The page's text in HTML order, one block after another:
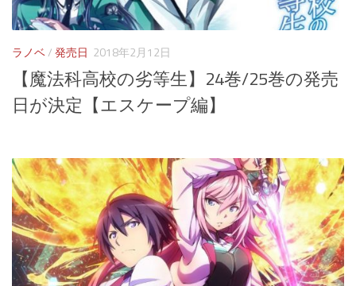
ラノベ/発売日 2018年2月12日
【魔法科高校の劣等生】24巻/25巻の発売
日が決定【エスケープ編】